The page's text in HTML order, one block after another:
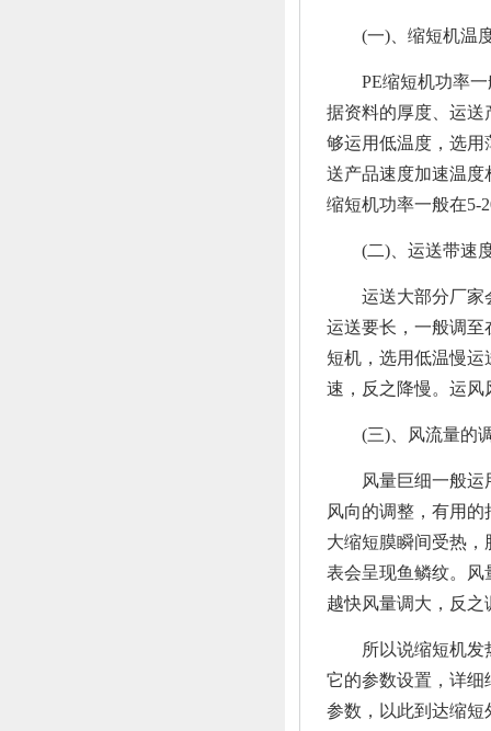
(一)、缩短机温
PE缩短机功率一般
据资料的厚度、运送
够运用低温度，选用
送产品速度加速温度
缩短机功率一般在5-
(二)、运送带速
运送大部分厂家会
运送要长，一般调至
短机，选用低温慢运
速，反之降慢。运风
(三)、风流量的
风量巨细一般运用
风向的调整，有用
大缩短膜瞬间受热
表会呈现鱼鳞纹。风
越快风量调大，反之
所以说缩短机发热
它的参数设置，详细
参数，以此到达缩短